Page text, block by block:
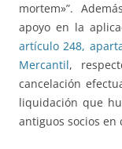
mortem»”.
apoyo en la
artículo 248,
Mercantil,
cancelación
liquidación que
antiguos socios en